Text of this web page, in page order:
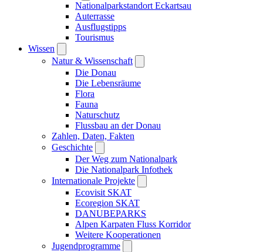
Nationalparkstandort Eckartsau
Auterrasse
Ausflugstipps
Tourismus
Wissen
Natur & Wissenschaft
Die Donau
Die Lebensräume
Flora
Fauna
Naturschutz
Flussbau an der Donau
Zahlen, Daten, Fakten
Geschichte
Der Weg zum Nationalpark
Die Nationalpark Infothek
Internationale Projekte
Ecovisit SKAT
Ecoregion SKAT
DANUBEPARKS
Alpen Karpaten Fluss Korridor
Weitere Kooperationen
Jugendprogramme